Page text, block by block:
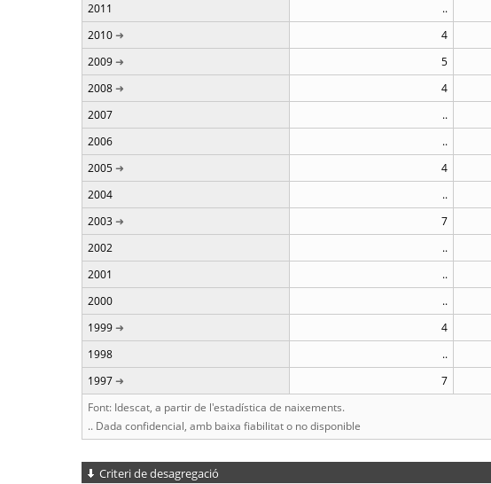
2011
..
2010
4
2009
5
2008
4
2007
..
2006
..
2005
4
2004
..
2003
7
2002
..
2001
..
2000
..
1999
4
1998
..
1997
7
Font: Idescat, a partir de l'estadística de naixements.
.. Dada confidencial, amb baixa fiabilitat o no disponible
Criteri de desagregació